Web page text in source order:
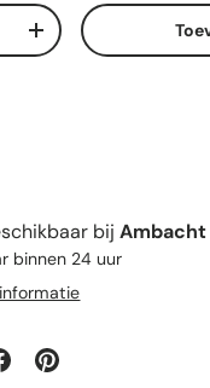
Verhoog de
bijAmbacht
binnen 24 uur